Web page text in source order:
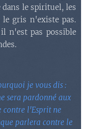
le spirituel, les
gris n'existe pas.
n'est pas possible
je vous dis :
sera pardonné aux
contre l'Esprit ne
parlera contre le